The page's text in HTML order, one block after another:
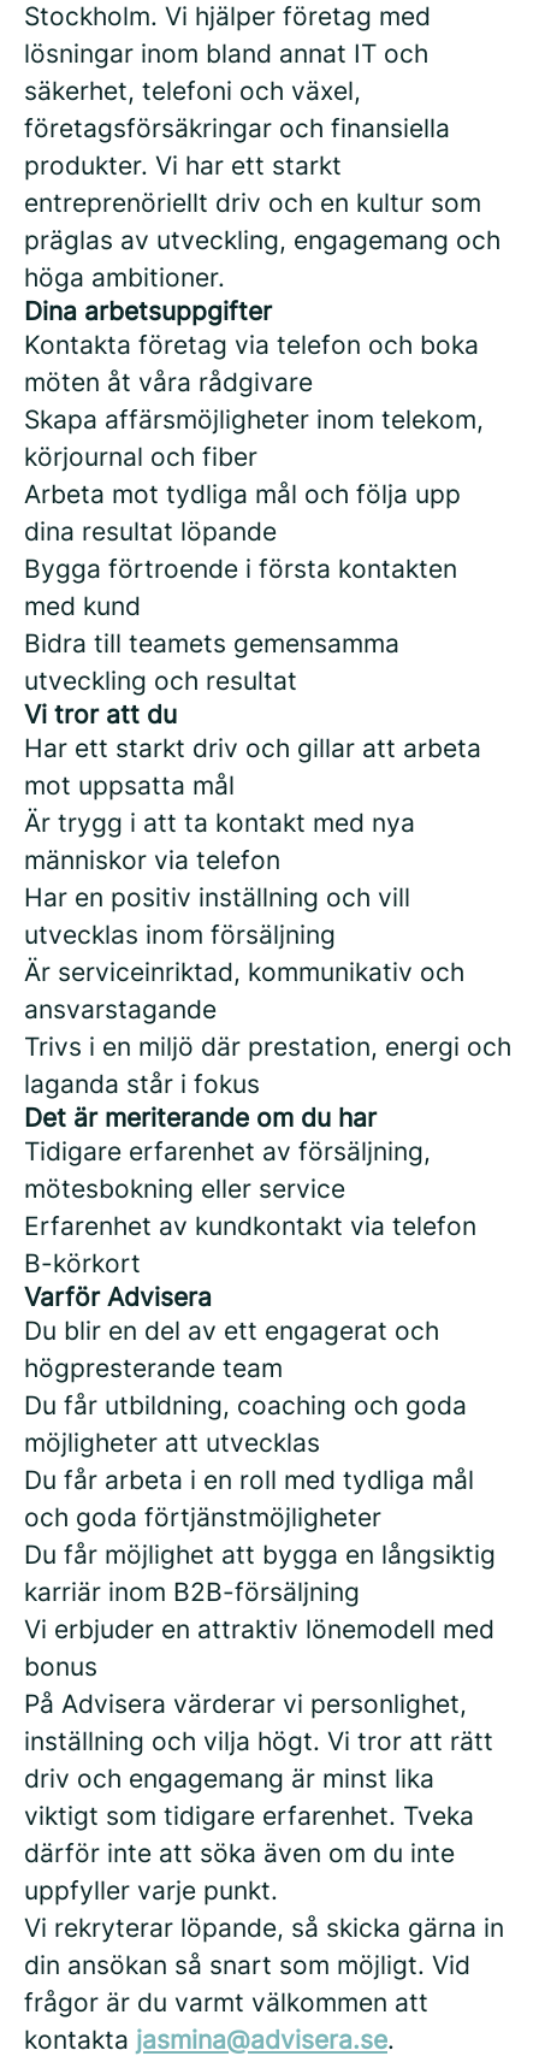
Stockholm. Vi hjälper företag med
lösningar inom bland annat IT och
säkerhet, telefoni och växel,
företagsförsäkringar och finansiella
produkter. Vi har ett starkt
entreprenöriellt driv och en kultur som
präglas av utveckling, engagemang och
höga ambitioner.
Dina arbetsuppgifter
Kontakta företag via telefon och boka
möten åt våra rådgivare
Skapa affärsmöjligheter inom telekom,
körjournal och fiber
Arbeta mot tydliga mål och följa upp
dina resultat löpande
Bygga förtroende i första kontakten
med kund
Bidra till teamets gemensamma
utveckling och resultat
Vi tror att du
Har ett starkt driv och gillar att arbeta
mot uppsatta mål
Är trygg i att ta kontakt med nya
människor via telefon
Har en positiv inställning och vill
utvecklas inom försäljning
Är serviceinriktad, kommunikativ och
ansvarstagande
Trivs i en miljö där prestation, energi och
laganda står i fokus
Det är meriterande om du har
Tidigare erfarenhet av försäljning,
mötesbokning eller service
Erfarenhet av kundkontakt via telefon
B-körkort
Varför Advisera
Du blir en del av ett engagerat och
högpresterande team
Du får utbildning, coaching och goda
möjligheter att utvecklas
Du får arbeta i en roll med tydliga mål
och goda förtjänstmöjligheter
Du får möjlighet att bygga en långsiktig
karriär inom B2B-försäljning
Vi erbjuder en attraktiv lönemodell med
bonus
På Advisera värderar vi personlighet,
inställning och vilja högt. Vi tror att rätt
driv och engagemang är minst lika
viktigt som tidigare erfarenhet. Tveka
därför inte att söka även om du inte
uppfyller varje punkt.
Vi rekryterar löpande, så skicka gärna in
din ansökan så snart som möjligt. Vid
frågor är du varmt välkommen att
kontakta jasmina@advisera.se.